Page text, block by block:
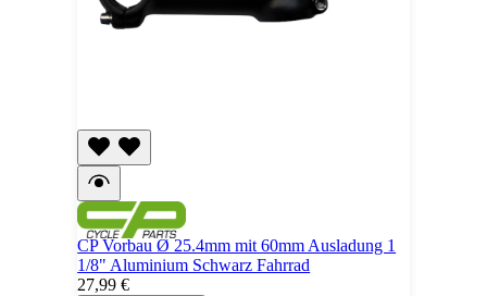
CP Vorbau Ø 25.4mm mit 60mm Ausladung 1
1/8" Aluminium Schwarz Fahrrad
27,99 €